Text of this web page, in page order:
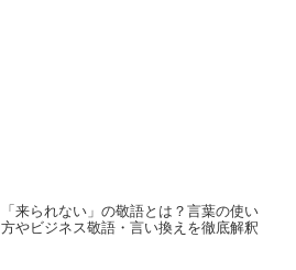
「来られない」の敬語とは？言葉の使い
方やビジネス敬語・言い換えを徹底解釈